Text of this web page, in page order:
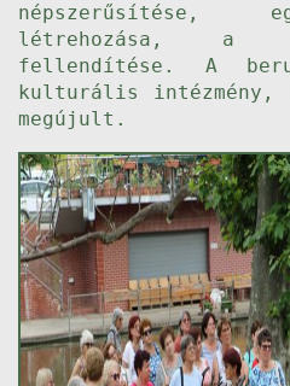
népszerűsítése,
létrehozása, a
fellendítése. A
kulturális intézmény,
megújult.